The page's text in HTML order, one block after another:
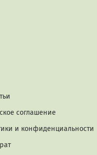
соглашение
и конфиденциальности